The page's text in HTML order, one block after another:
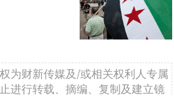
为财新传媒及/或相关权利人专属
进行转载、摘编、复制及建立镜